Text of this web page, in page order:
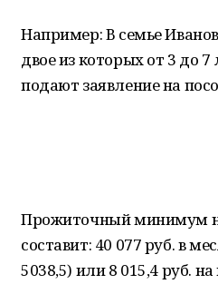
Например: В семье
двое из которых от 3 до
подают заявление на
Прожиточный минимум
составит: 40 077 руб. в
5038,5) или 8 015,4 руб.